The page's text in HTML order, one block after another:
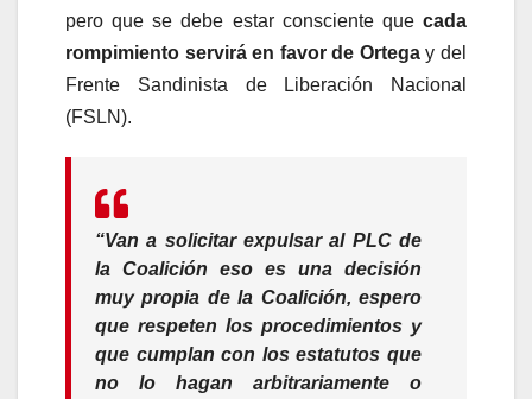
pero que se debe estar consciente que cada
rompimiento servirá en favor de Ortegay del
Frente Sandinista de Liberación Nacional
(FSLN).
“Van a solicitar expulsar al PLC de
la Coalición eso es una decisión
muy propia de la Coalición, espero
que respeten los procedimientos y
que cumplan con los estatutos que
no lo hagan arbitrariamente o